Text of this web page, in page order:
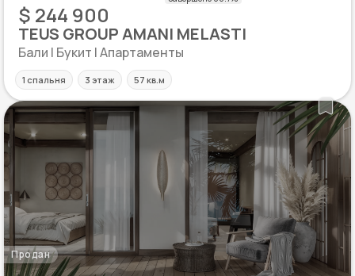
$ 244 900
TEUS GROUP AMANI MELASTI
Бали | Букит | Апартаменты
1 спальня 3 этаж 57 кв.м
Продан